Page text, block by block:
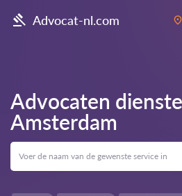
Advocat-nl.com
Advocaten
Amsterdam